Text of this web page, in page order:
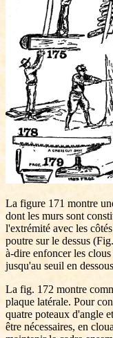
La figure 171 montre
dont les murs sont
l'extrémité avec les
poutre sur le dessus
à-dire enfoncer les
jusqu'au seuil en
La fig. 172 montre
plaque latérale. Pour
quatre poteaux d'angle
être nécessaires, en